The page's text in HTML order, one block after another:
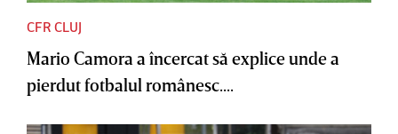
CFR CLUJ
Mario Camora a încercat să explice unde a
pierdut fotbalul românesc....